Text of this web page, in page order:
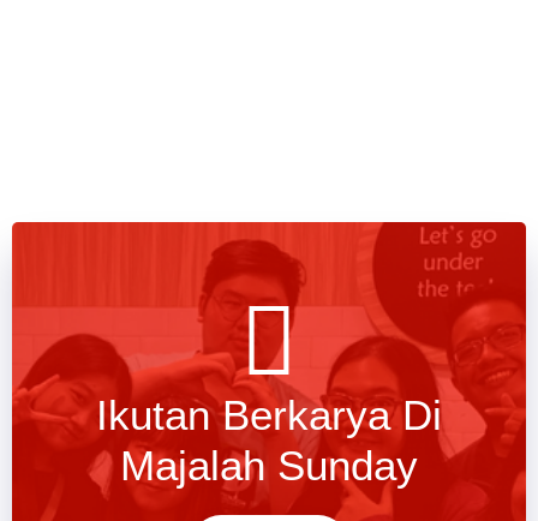
Ikutan Berkarya Di
Majalah Sunday